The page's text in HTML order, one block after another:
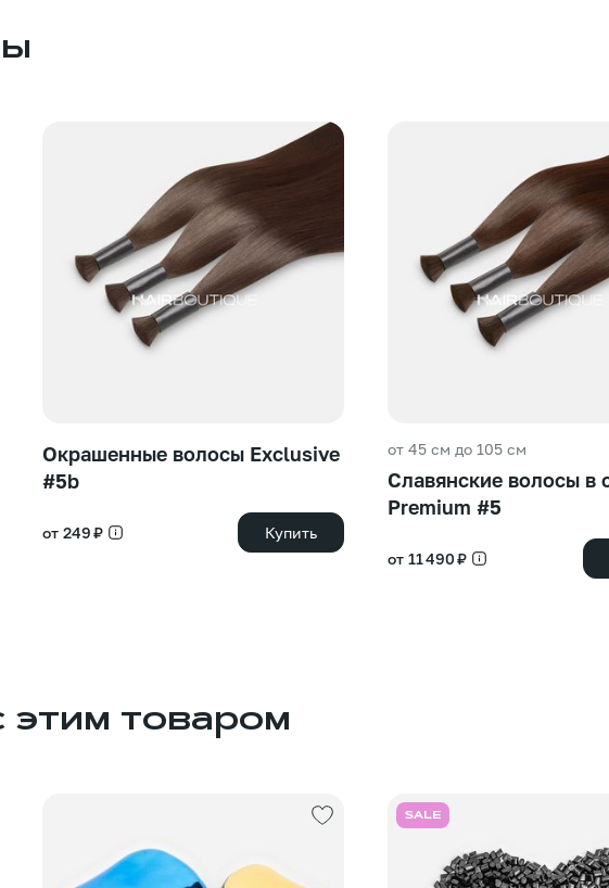
Окрашенные волосы Exclusive
#5b
от 249 ₽ Купить
от 45 см до 105 см
Славянские волосы в
Premium #5
от 11 490 ₽
товаром
SALE